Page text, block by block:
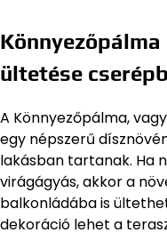
ültetése
A Könnyezőpálma,
egy népszerű
lakásban tartanak. Ha
virágágyás, akkor a
balkonládába is
dekoráció lehet a